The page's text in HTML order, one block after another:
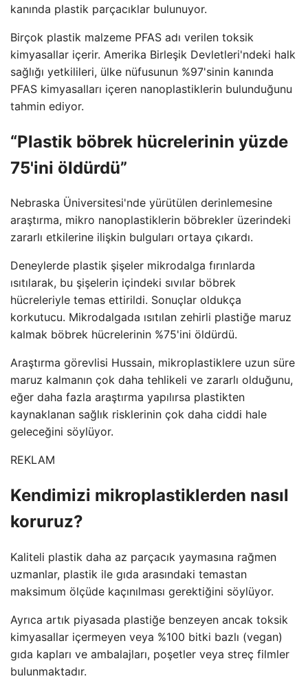
kanında plastik parçacıklar bulunuyor.
Birçok plastik malzeme PFAS adı verilen toksik
kimyasallar içerir. Amerika Birleşik Devletleri'ndeki halk
sağlığı yetkilileri, ülke nüfusunun %97'sinin kanında
PFAS kimyasalları içeren nanoplastiklerin bulunduğunu
tahmin ediyor.
“Plastik böbrek hücrelerinin yüzde
75'ini öldürdü”
Nebraska Üniversitesi'nde yürütülen derinlemesine
araştırma, mikro nanoplastiklerin böbrekler üzerindeki
zararlı etkilerine ilişkin bulguları ortaya çıkardı.
Deneylerde plastik şişeler mikrodalga fırınlarda
ısıtılarak, bu şişelerin içindeki sıvılar böbrek
hücreleriyle temas ettirildi. Sonuçlar oldukça
korkutucu. Mikrodalgada ısıtılan zehirli plastiğe maruz
kalmak böbrek hücrelerinin %75'ini öldürdü.
Araştırma görevlisi Hussain, mikroplastiklere uzun süre
maruz kalmanın çok daha tehlikeli ve zararlı olduğunu,
eğer daha fazla araştırma yapılırsa plastikten
kaynaklanan sağlık risklerinin çok daha ciddi hale
geleceğini söylüyor.
REKLAM
Kendimizi mikroplastiklerden nasıl
koruruz?
Kaliteli plastik daha az parçacık yaymasına rağmen
uzmanlar, plastik ile gıda arasındaki temastan
maksimum ölçüde kaçınılması gerektiğini söylüyor.
Ayrıca artık piyasada plastiğe benzeyen ancak toksik
kimyasallar içermeyen veya %100 bitki bazlı (vegan)
gıda kapları ve ambalajları, poşetler veya streç filmler
bulunmaktadır.